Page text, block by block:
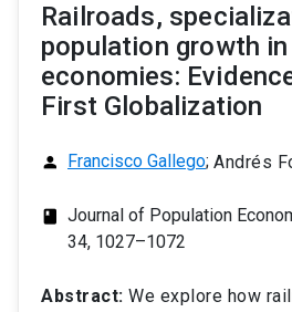
Railroads,
population growth
economies:
First Globalization
person Francisco Gallego; Andrés
class
Journal of Population
34, 1027–1072
Abstract: We explore how